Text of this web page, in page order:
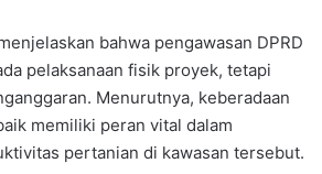
bahwa pengawasan DPRD
pelaksanaan fisik proyek, tetapi
Menurutnya, keberadaan
memiliki peran vital dalam
pertanian di kawasan tersebut.